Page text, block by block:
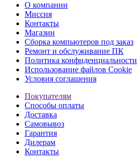
О компании
Миссия
Контакты
Магазин
Сборка компьютеров под заказ
Ремонт и обслуживание ПК
Политика конфиденциальности
Использование файлов Cookie
Условия соглашения
Покупателям
Способы оплаты
Доставка
Самовывоз
Гарантия
Дилерам
Контакты